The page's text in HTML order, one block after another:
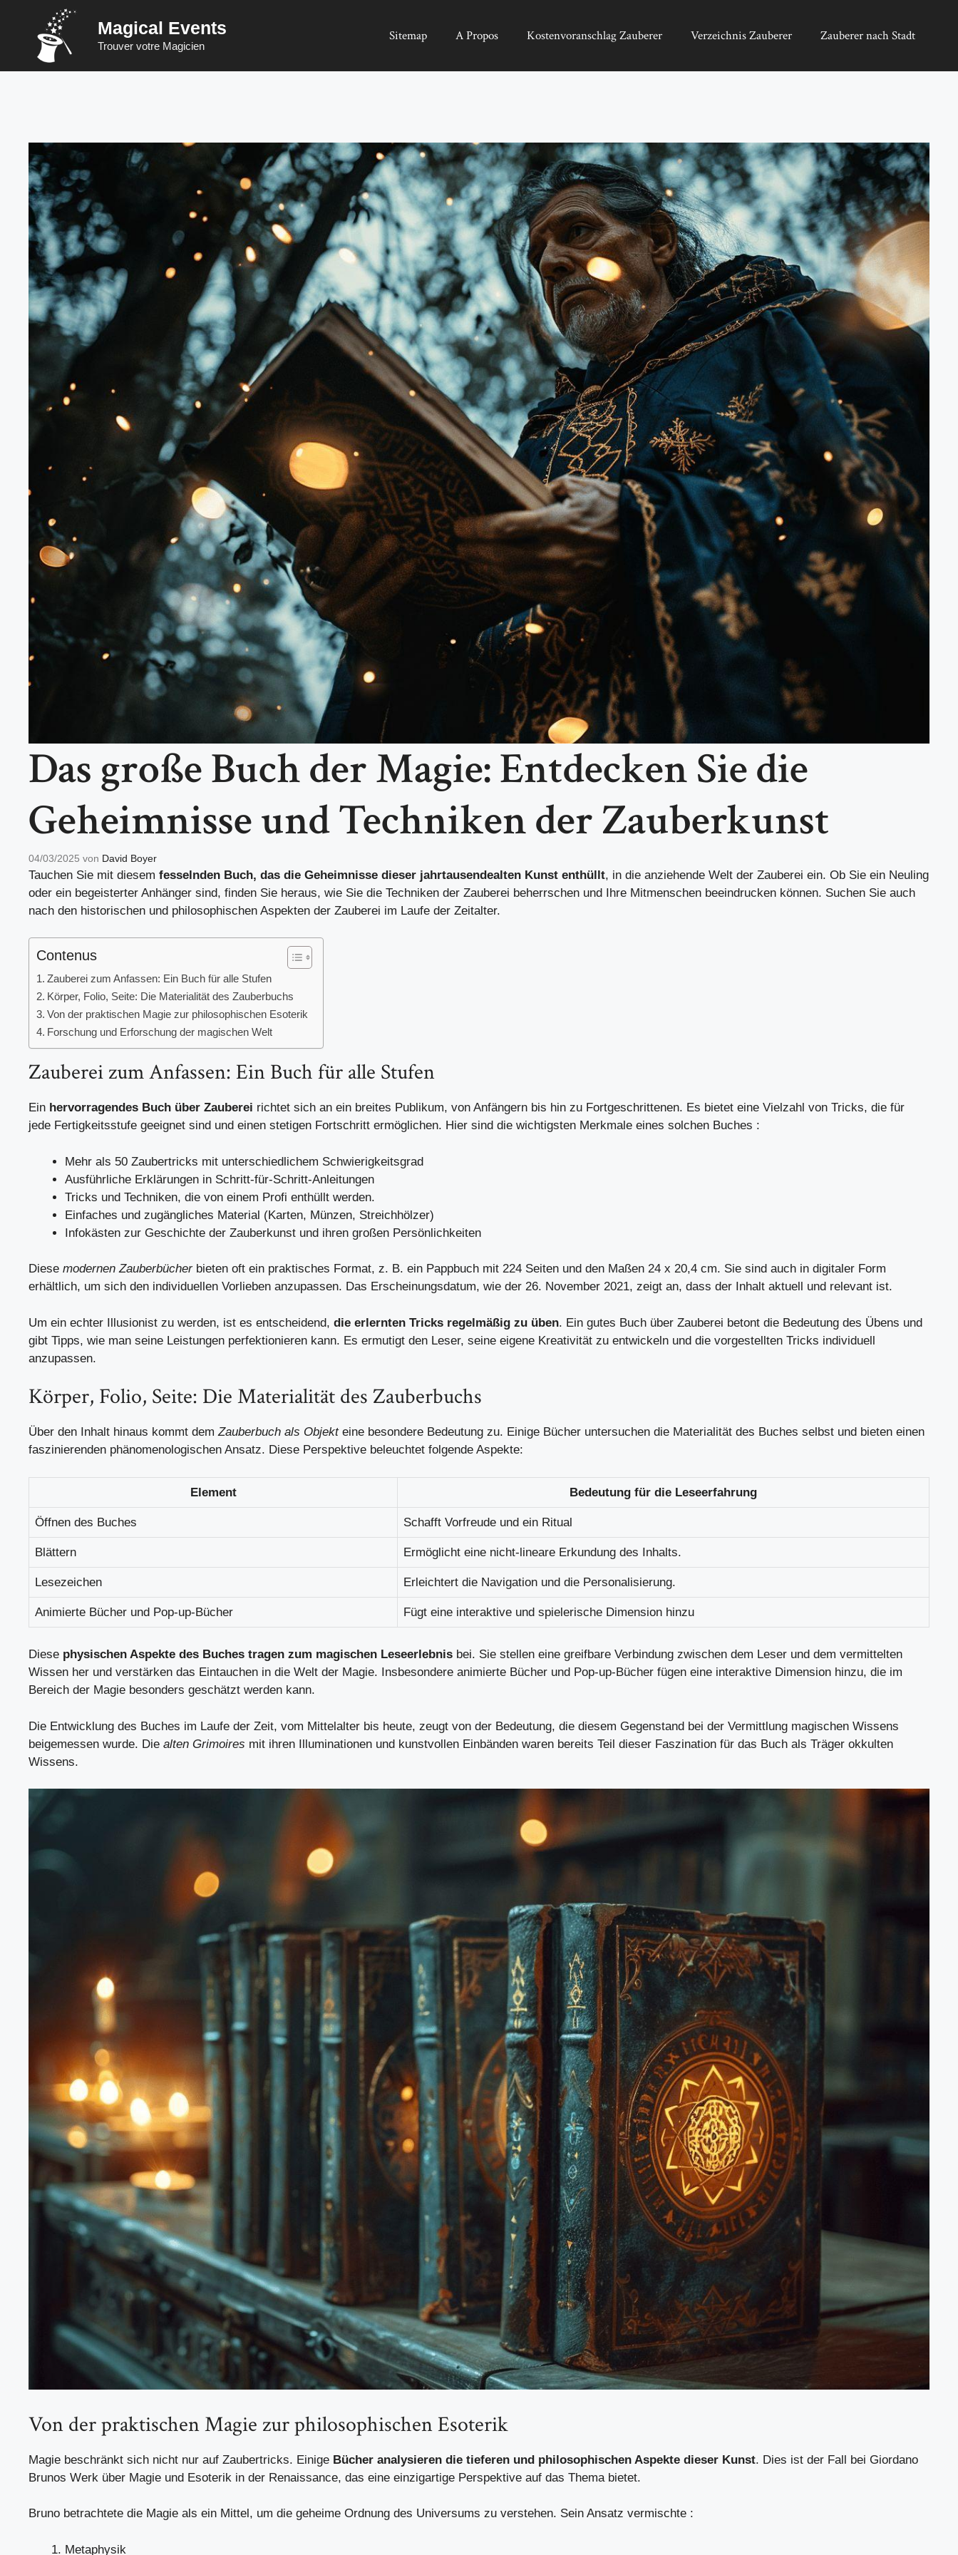
springen
Magical Events
Trouver votre Magicien
Sitemap A Propos Kostenvoranschlag Zauberer Verzeichnis Zauberer Zauberer nach Stadt
Das große Buch der Magie: Entdecken Sie die
Geheimnisse und Techniken der Zauberkunst
04/03/2025 von David Boyer
Tauchen Sie mit diesem fesselnden Buch, das die Geheimnisse dieser jahrtausendealten Kunst enthüllt, in die anziehende Welt der Zauberei ein. Ob Sie ein Neuling
oder ein begeisterter Anhänger sind, finden Sie heraus, wie Sie die Techniken der Zauberei beherrschen und Ihre Mitmenschen beeindrucken können. Suchen Sie auch
nach den historischen und philosophischen Aspekten der Zauberei im Laufe der Zeitalter.
Contenus
Zauberei zum Anfassen: Ein Buch für alle Stufen
Körper, Folio, Seite: Die Materialität des Zauberbuchs
Von der praktischen Magie zur philosophischen Esoterik
Forschung und Erforschung der magischen Welt
Zauberei zum Anfassen: Ein Buch für alle Stufen
Ein hervorragendes Buch über Zauberei richtet sich an ein breites Publikum, von Anfängern bis hin zu Fortgeschrittenen. Es bietet eine Vielzahl von Tricks, die für
jede Fertigkeitsstufe geeignet sind und einen stetigen Fortschritt ermöglichen. Hier sind die wichtigsten Merkmale eines solchen Buches :
Mehr als 50 Zaubertricks mit unterschiedlichem Schwierigkeitsgrad
Ausführliche Erklärungen in Schritt-für-Schritt-Anleitungen
Tricks und Techniken, die von einem Profi enthüllt werden.
Einfaches und zugängliches Material (Karten, Münzen, Streichhölzer)
Infokästen zur Geschichte der Zauberkunst und ihren großen Persönlichkeiten
Diese modernen Zauberbücherbieten oft ein praktisches Format, z. B. ein Pappbuch mit 224 Seiten und den Maßen 24 x 20,4 cm. Sie sind auch in digitaler Form
erhältlich, um sich den individuellen Vorlieben anzupassen. Das Erscheinungsdatum, wie der 26. November 2021, zeigt an, dass der Inhalt aktuell und relevant ist.
Um ein echter Illusionist zu werden, ist es entscheidend, die erlernten Tricks regelmäßig zu üben. Ein gutes Buch über Zauberei betont die Bedeutung des Übens und
gibt Tipps, wie man seine Leistungen perfektionieren kann. Es ermutigt den Leser, seine eigene Kreativität zu entwickeln und die vorgestellten Tricks individuell
anzupassen.
Körper, Folio, Seite: Die Materialität des Zauberbuchs
Über den Inhalt hinaus kommt demZauberbuch als Objekteine besondere Bedeutung zu. Einige Bücher untersuchen die Materialität des Buches selbst und bieten einen
faszinierenden phänomenologischen Ansatz. Diese Perspektive beleuchtet folgende Aspekte:
Element Bedeutung für die Leseerfahrung
Öffnen des Buches Schafft Vorfreude und ein Ritual
Blättern Ermöglicht eine nicht-lineare Erkundung des Inhalts.
Lesezeichen Erleichtert die Navigation und die Personalisierung.
Animierte Bücher und Pop-up-Bücher Fügt eine interaktive und spielerische Dimension hinzu
Diese physischen Aspekte des Buches tragen zum magischen Leseerlebnis bei. Sie stellen eine greifbare Verbindung zwischen dem Leser und dem vermittelten
Wissen her und verstärken das Eintauchen in die Welt der Magie. Insbesondere animierte Bücher und Pop-up-Bücher fügen eine interaktive Dimension hinzu, die im
Bereich der Magie besonders geschätzt werden kann.
Die Entwicklung des Buches im Laufe der Zeit, vom Mittelalter bis heute, zeugt von der Bedeutung, die diesem Gegenstand bei der Vermittlung magischen Wissens
beigemessen wurde. Die alten Grimoires mit ihren Illuminationen und kunstvollen Einbänden waren bereits Teil dieser Faszination für das Buch als Träger okkulten
Wissens.
Von der praktischen Magie zur philosophischen Esoterik
Magie beschränkt sich nicht nur auf Zaubertricks. Einige Bücher analysieren die tieferen und philosophischen Aspekte dieser Kunst. Dies ist der Fall bei Giordano
Brunos Werk über Magie und Esoterik in der Renaissance, das eine einzigartige Perspektive auf das Thema bietet.
Bruno betrachtete die Magie als ein Mittel, um die geheime Ordnung des Universums zu verstehen. Sein Ansatz vermischte :
Metaphysik